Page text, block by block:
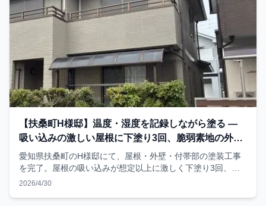
【扶桑町H様邸】温度・湿度を記録しながら塗る —
吸い込みの激しい屋根に下塗り3回、脆弱素地の外壁
に下塗り2回
愛知県扶桑町のH様邸にて、屋根・外壁・付帯部の塗装工事
を完了。屋根の吸い込みが想定以上に激しく下塗り3回、外
壁素地が脆弱だったため下塗り2回を実施。「決められた回
2026/4/30